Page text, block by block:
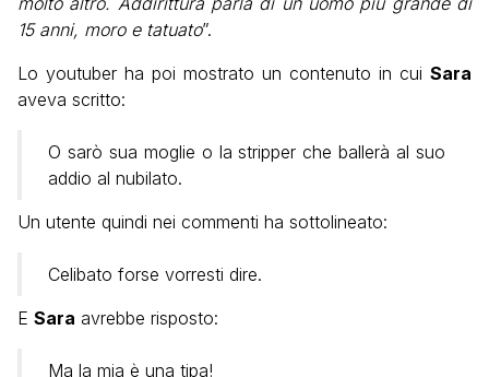
15 anni, moro e tatuato”.
Lo youtuber ha poi mostrato un contenuto in cui Sara
aveva scritto:
O sarò sua moglie o la stripper che ballerà al suo
addio al nubilato.
Un utente quindi nei commenti ha sottolineato:
Celibato forse vorresti dire.
E Sara avrebbe risposto:
Ma la mia è una tipa!